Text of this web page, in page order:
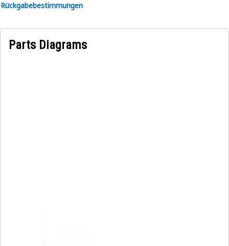
Rückgabebestimmungen
Parts Diagrams